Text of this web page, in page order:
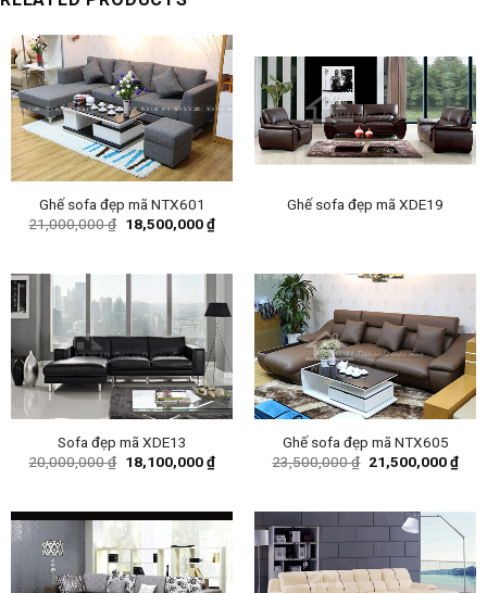
Ghế sofa đẹp mã NTX601
21,000,000₫ Original
price
18,500,000₫Current
price
Ghế sofa đẹp mã XDE19
Sofa đẹp mã XDE13
20,000,000₫ Original
price
18,100,000₫Current
price
Ghế sofa đẹp mã NTX605
23,500,000₫ Original
price
21,500,000₫